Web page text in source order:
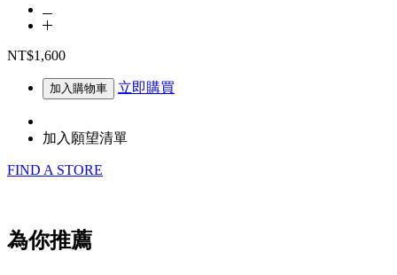
NT$1,600
加入購物車 立即購買
加入願望清單
FIND A STORE
為你推薦